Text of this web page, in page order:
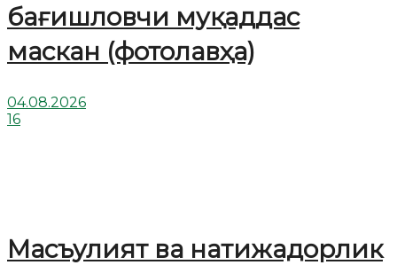
бағишловчи муқаддас
маскан (фотолавҳа)
04.08.2026
16
Масъулият ва натижадорлик